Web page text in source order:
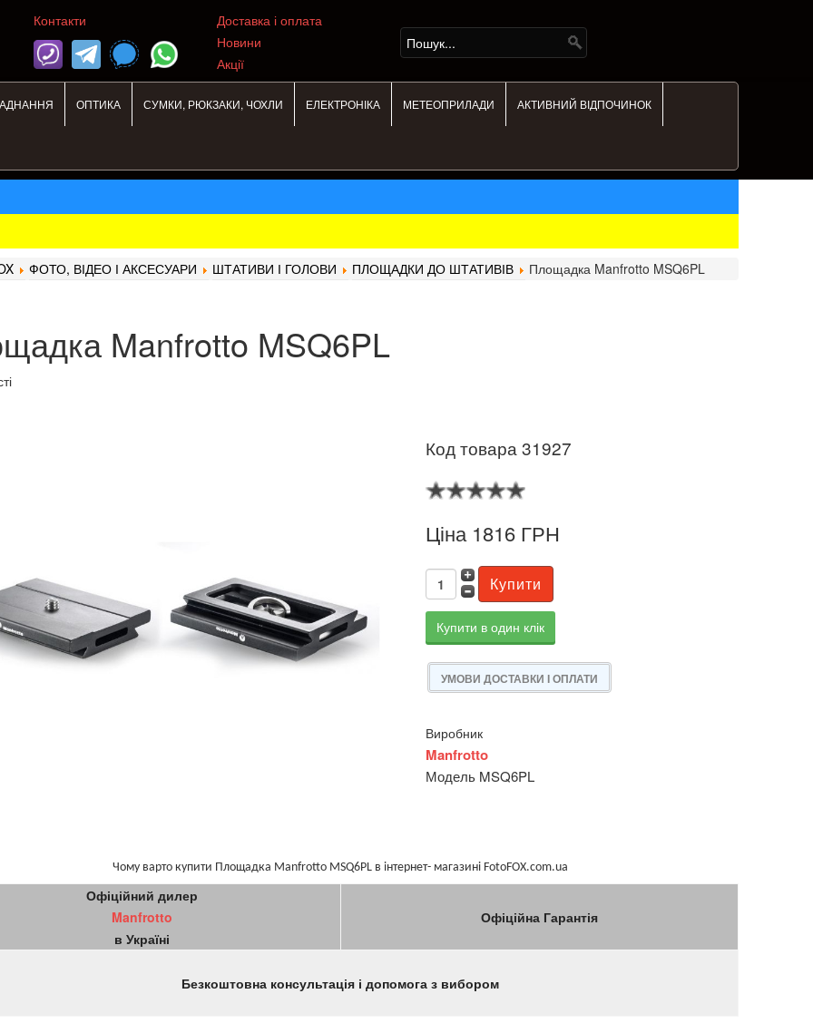
Контакти
Доставка і оплата
Новини
Акції
ОПТИКА СУМКИ, РЮКЗАКИ, ЧОХЛИ ЕЛЕКТРОНІКА МЕТЕОПРИЛАДИ АКТИВНИЙ ВІДПОЧИНОК
ФОТО, ВІДЕО І АКСЕСУАРИ ШТАТИВИ І ГОЛОВИ ПЛОЩАДКИ ДО ШТАТИВІВ Площадка Manfrotto MSQ6PL
Manfrotto MSQ6PL
Код товара 31927
Ціна 1816 ГРН
Купити в один клік
УМОВИ ДОСТАВКИ І ОПЛАТИ
Виробник
Manfrotto
Модель MSQ6PL
Чому варто купити Площадка Manfrotto MSQ6PL в інтернет- магазині FotoFOX.com.ua
Офіційний дилер
Manfrotto
в Україні
Офіційна Гарантія
Безкоштовна консультація і допомога з вибором